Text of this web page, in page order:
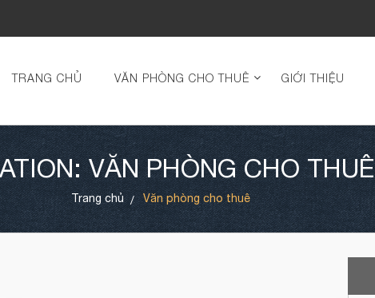
TRANG CHỦ VĂN PHÒNG CHO THUÊ GIỚI THIỆU
VĂN PHÒNG CHO THUÊ
Trang chủ Văn phòng cho thuê